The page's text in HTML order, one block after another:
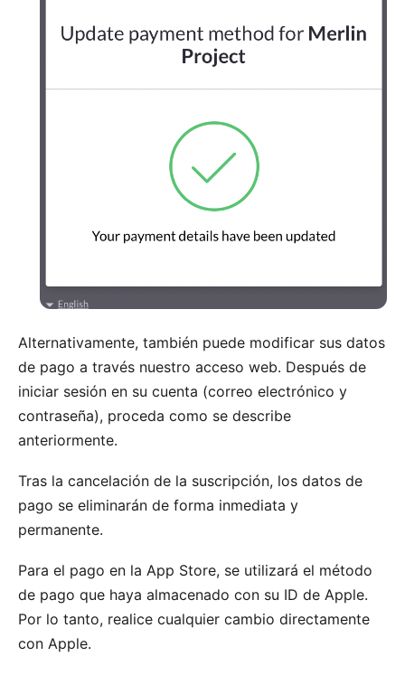
Alternativamente, también puede modificar sus datos
de pago a través nuestro acceso web. Después de
iniciar sesión en su cuenta (correo electrónico y
contraseña), proceda como se describe
anteriormente.
Tras la cancelación de la suscripción, los datos de
pago se eliminarán de forma inmediata y
permanente.
Para el pago en la App Store, se utilizará el método
de pago que haya almacenado con su ID de Apple.
Por lo tanto, realice cualquier cambio directamente
con Apple.